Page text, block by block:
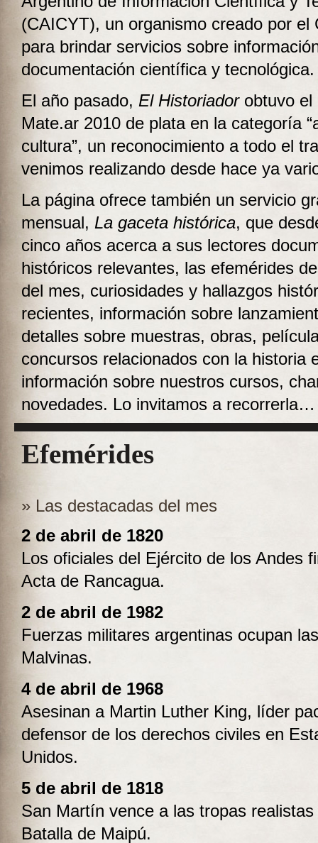
(CAICYT), un organismo creado por el
para brindar servicios sobre
documentación científica y tecnológica.
El año pasado, El Historiadorobtuvo el
Mate.ar 2010 de plata en la categoría
cultura”, un reconocimiento a todo el
venimos realizando desde hace ya
La página ofrece también un servicio
mensual, La gaceta histórica, que
cinco años acerca a sus lectores
históricos relevantes, las efemérides
del mes, curiosidades y hallazgos
recientes, información sobre
detalles sobre muestras, obras,
concursos relacionados con la historia
información sobre nuestros cursos,
novedades. Lo invitamos a recorrerla…
Efemérides
» Las destacadas del mes
2 de abril de 1820
Los oficiales del Ejército de los Andes
Acta de Rancagua.
2 de abril de 1982
Fuerzas militares argentinas ocupan
Malvinas.
4 de abril de 1968
Asesinan a Martin Luther King, líder
defensor de los derechos civiles en
Unidos.
5 de abril de 1818
San Martín vence a las tropas realistas
Batalla de Maipú.